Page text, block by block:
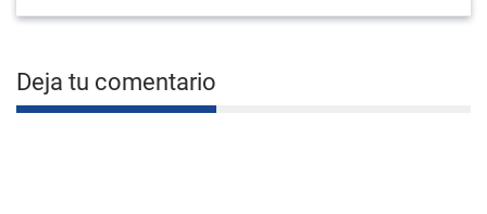
Deja tu comentario